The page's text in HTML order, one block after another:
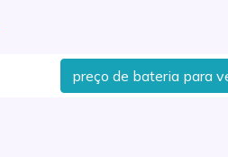
preço de bateria para